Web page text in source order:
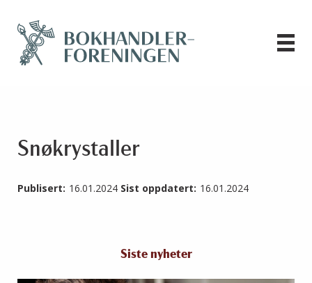
Snøkrystaller
Publisert: 16.01.2024 Sist oppdatert: 16.01.2024
Siste nyheter